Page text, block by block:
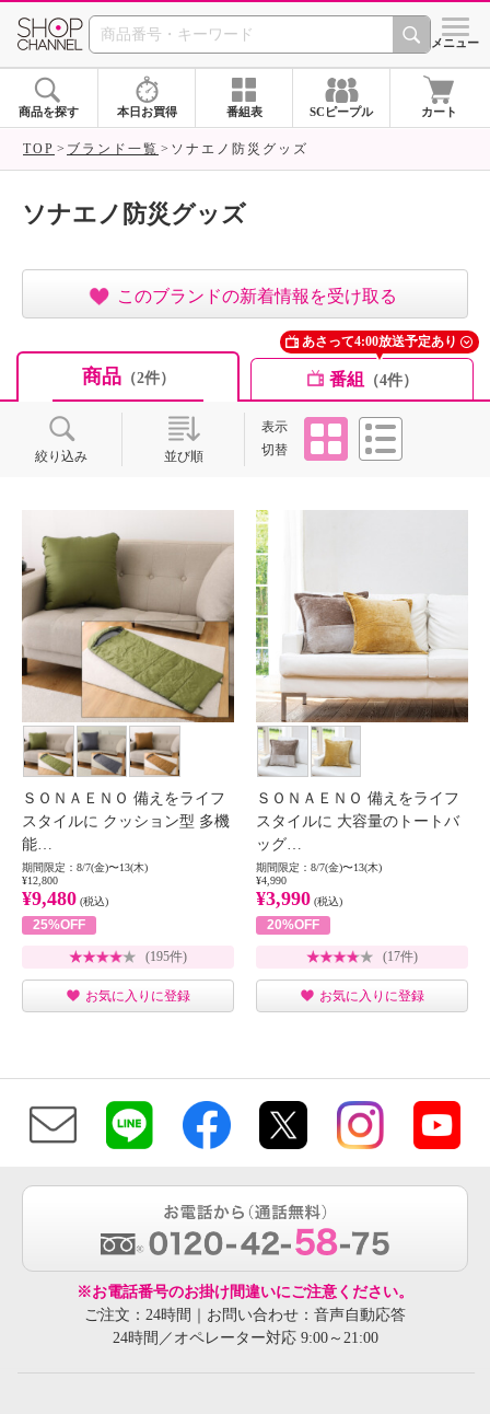
SHOP CHANNEL ショッ
メニュー
商品を探す 本日お買得 番組表 SCピープル カート
TOP ブランド一覧 ソナエノ防災グッズ
ソナエノ防災グッズ
このブランドの新着情報を受け取る
商品（2件） 番組 （4件）
あさって4:00放送予定あり
絞り込み 並び順
表示
切替
タイル
ＳＯＮＡＥＮＯ 備えをライフ
スタイルに クッション型 多機
能…
期間限定：8/7(金)〜13(木)
¥12,800
¥9,480 (税込)
25%OFF
(195件)
お気に入りに登録
ＳＯＮＡＥＮＯ 備えをライフ
スタイルに 大容量のトートバ
ッグ…
期間限定：8/7(金)〜13(木)
¥4,990
¥3,990 (税込)
20%OFF
(17件)
お気に入りに登録
※お電話番号のお掛け間違いにご注意ください。
ご注文：24時間｜お問い合わせ：音声自動応答
24時間／オペレーター対応 9:00～21:00